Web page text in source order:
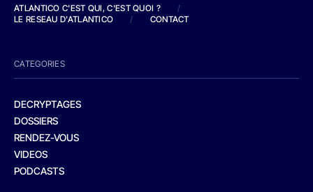
ATLANTICO C'EST QUI, C'EST QUOI ?
/
LE RESEAU D'ATLANTICO
/ CONTACT
CATEGORIES
DECRYPTAGES
DOSSIERS
RENDEZ-VOUS
VIDEOS
PODCASTS